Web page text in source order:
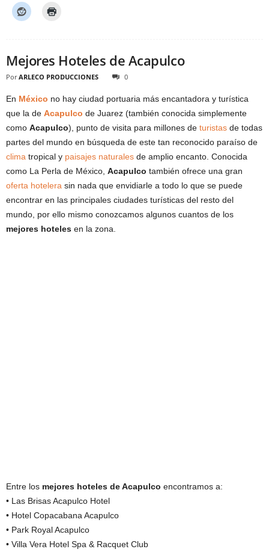
Mejores Hoteles de Acapulco
Por ARLECO PRODUCCIONES 0
En México no hay ciudad portuaria más encantadora y turística
que la de Acapulco de Juarez (también conocida simplemente
como Acapulco), punto de visita para millones de turistas de todas
partes del mundo en búsqueda de este tan reconocido paraíso de
clima tropical y paisajes naturales de amplio encanto. Conocida
como La Perla de México, Acapulco también ofrece una gran
oferta hotelera sin nada que envidiarle a todo lo que se puede
encontrar en las principales ciudades turísticas del resto del
mundo, por ello mismo conozcamos algunos cuantos de los
mejores hoteles en la zona.
Entre los mejores hoteles de Acapulco encontramos a:
• Las Brisas Acapulco Hotel
• Hotel Copacabana Acapulco
• Park Royal Acapulco
• Villa Vera Hotel Spa & Racquet Club